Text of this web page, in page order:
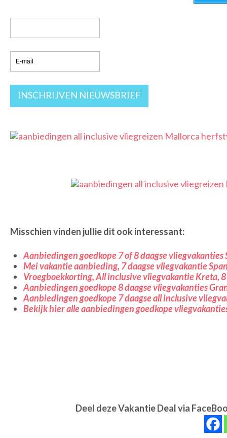
Misschien vinden jullie dit ook interessant:
Aanbiedingen goedkope 7 of 8 daagse vliegvakanties
Mei vakantie aanbieding, 7 daagse vliegvakantie
Vroegboekkorting, All inclusive vliegvakantie Kreta,
Aanbiedingen goedkope 8 daagse vliegvakanties
Aanbiedingen goedkope 7 daagse all inclusive
Bekijk hier alle aanbiedingen goedkope
Deel deze Vakantie Deal via